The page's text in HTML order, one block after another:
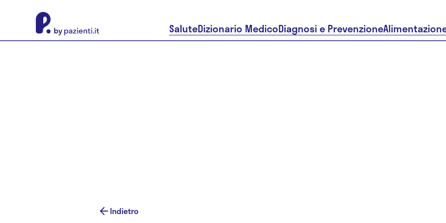
SaluteDizionario MedicoDiagnosi e Prevenzione
Indietro